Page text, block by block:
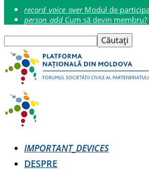
record_voice_over Modul de
person_add Cum să devin membru?
IMPORTANT_DEVICES
DESPRE